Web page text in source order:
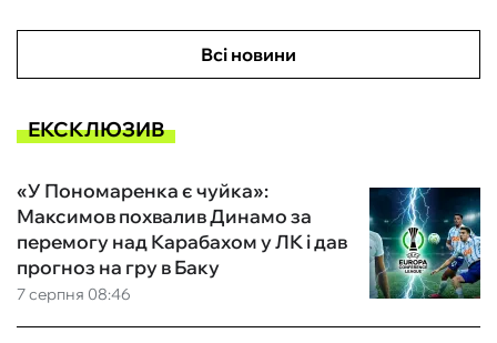
Всі новини
ЕКСКЛЮЗИВ
7 серпня 08:46
«У Пономаренка є чуйка»:
Максимов похвалив Динамо за
перемогу над Карабахом у ЛК і дав
прогноз на гру в Баку